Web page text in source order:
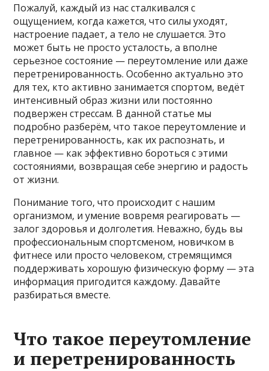
Пожалуй, каждый из нас сталкивался с
ощущением, когда кажется, что силы уходят,
настроение падает, а тело не слушается. Это
может быть не просто усталость, а вполне
серьезное состояние — переутомление или даже
перетренированность. Особенно актуально это
для тех, кто активно занимается спортом, ведёт
интенсивный образ жизни или постоянно
подвержен стрессам. В данной статье мы
подробно разберём, что такое переутомление и
перетренированность, как их распознать, и
главное — как эффективно бороться с этими
состояниями, возвращая себе энергию и радость
от жизни.
Понимание того, что происходит с нашим
организмом, и умение вовремя реагировать —
залог здоровья и долголетия. Неважно, будь вы
профессиональным спортсменом, новичком в
фитнесе или просто человеком, стремящимся
поддерживать хорошую физическую форму — эта
информация пригодится каждому. Давайте
разбираться вместе.
Что такое переутомление
и перетренированность